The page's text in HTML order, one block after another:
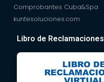
Comprobantes Cuba&Spa
kuntesoluciones.com
Libro de Reclamaciones